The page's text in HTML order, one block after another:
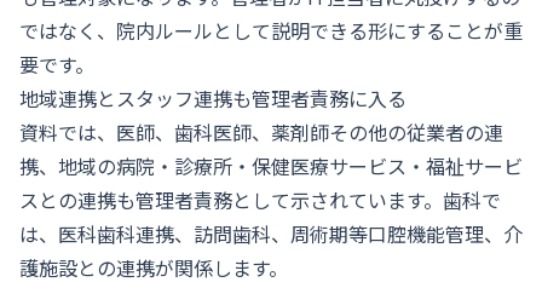
ではなく、院内ルールとして説明できる形にすることが重
要です。
地域連携とスタッフ連携も管理者責務に入る
資料では、医師、歯科医師、薬剤師その他の従業者の連
携、地域の病院・診療所・保健医療サービス・福祉サービ
スとの連携も管理者責務として示されています。歯科で
は、医科歯科連携、訪問歯科、周術期等口腔機能管理、介
護施設との連携が関係します。